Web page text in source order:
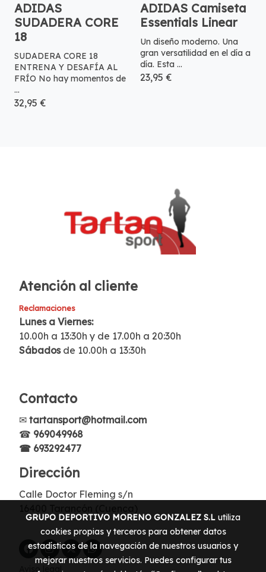
ADIDAS
SUDADERA CORE
18
SUDADERA CORE 18
ENTRENA Y DESAFÍA AL
FRÍO No hay momentos de
...
32,95 €
ADIDAS Camiseta
Essentials Linear
Un diseño moderno. Una
gran versatilidad en el día a
día. Esta ...
23,95 €
Atención al cliente
Reclamaciones
Lunes a Viernes:
10.00h a 13:30h y de 17.00h a 20:30h
Sábados de 10.00h a 13:30h
Contacto
✉ tartansport@hotmail.com
☎ 969049968
☎ 693292477
Dirección
Calle Doctor Fleming s/n
Aviso legal
GRUPO DEPORTIVO MORENO GONZALEZ S.L utiliza
cookies propias y terceros para obtener datos
estadísticos de la navegación de nuestros usuarios y
mejorar nuestros servicios. Puedes configurar tus